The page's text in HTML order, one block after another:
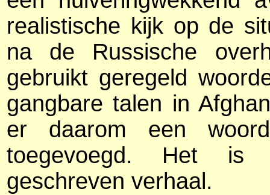
realistische kijk op de
na de Russische
gebruikt geregeld
gangbare talen in
er daarom een
toegevoegd. Het is
geschreven verhaal.